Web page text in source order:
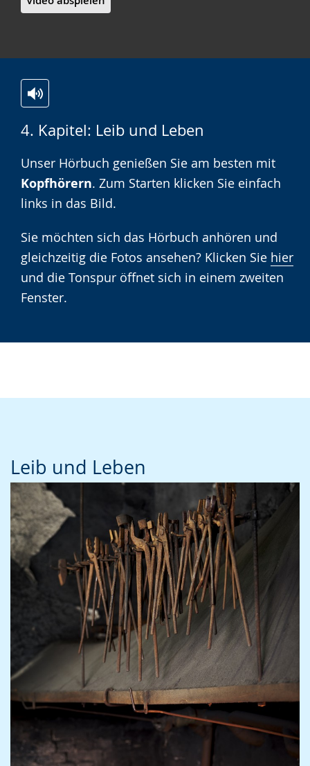
4. Kapitel: Leib und Leben
Leichten
Sprache
wechseln.
Audio-
Unterstützung.
Video
in
Deutscher
Gebärdensprache
angezeigt.
Unser Hörbuch genießen Sie am besten mit
Kopfhörern. Zum Starten klicken Sie einfach
links in das Bild.
Sie möchten sich das Hörbuch anhören und
gleichzeitig die Fotos ansehen? Klicken Sie hier
und die Tonspur öffnet sich in einem zweiten
Fenster.
Leib und Leben